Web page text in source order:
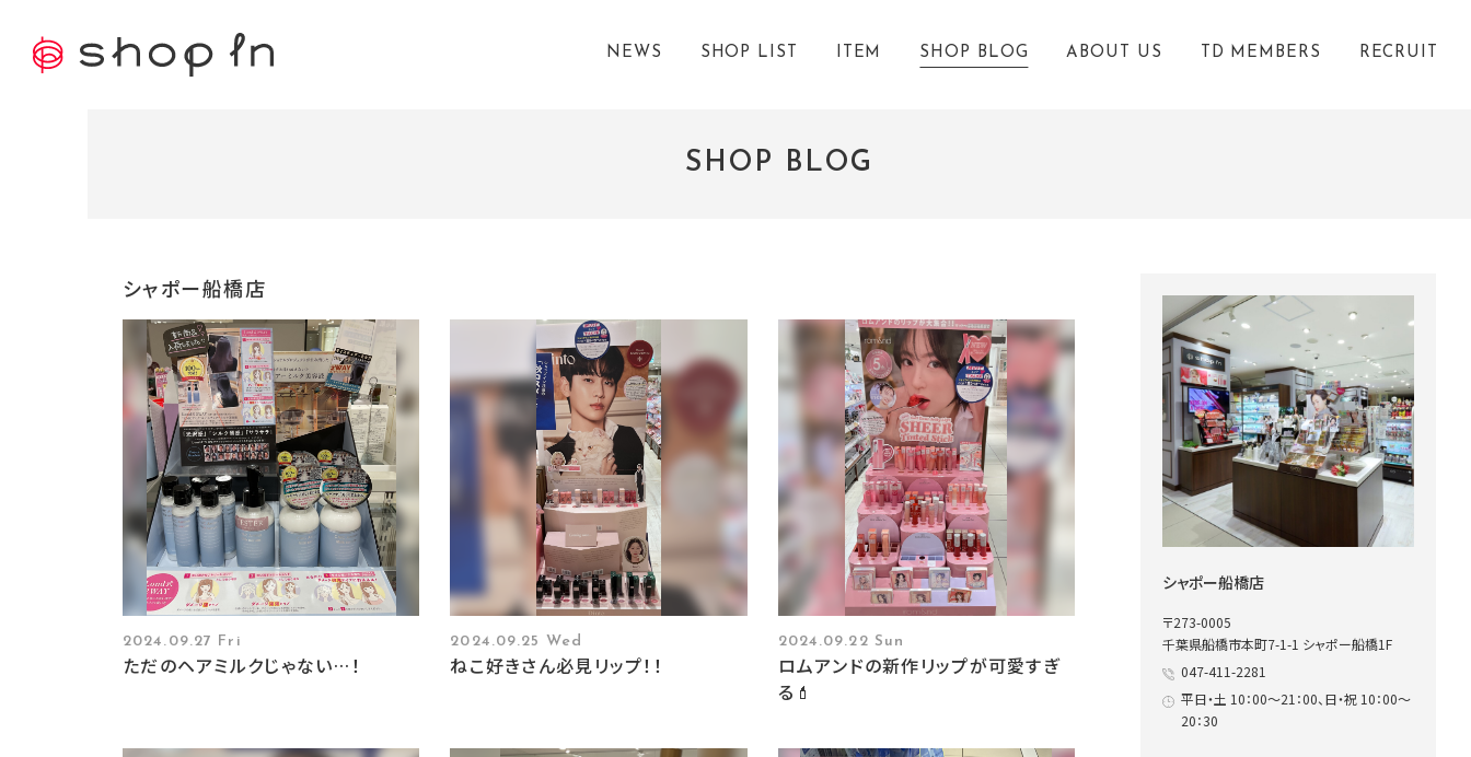
NEWS SHOP LIST ITEM SHOP BLOG ABOUT US TD MEMBERS RECRUIT
SHOP BLOG
シャポー船橋店
2024.09.27 Fri
ただのヘアミルクじゃない…！
2024.09.25 Wed
ねこ好きさん必見リップ！！
2024.09.22 Sun
ロムアンドの新作リップが可愛すぎ
る💄
シャポー船橋店
〒273-0005
千葉県船橋市本町7-1-1 シャポー船橋1F
047-411-2281
平日・土 10：00～21：00、日・祝 10：00～
20：30